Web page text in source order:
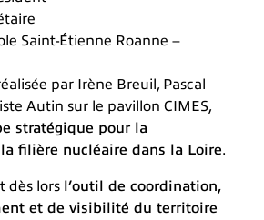
Saint-Étienne Roanne –
par Irène Breuil, Pascal
Autin sur le pavillon CIMES,
stratégique pour la
filière nucléaire dans la Loire.
dès lors l’outil de coordination,
et de visibilité du territoire